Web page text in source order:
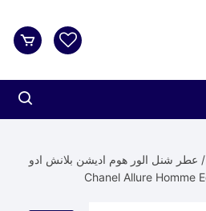
/ عطر شنل الور هوم ادیشن بلانش ادو